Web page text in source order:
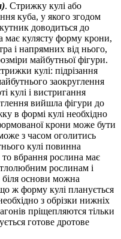
. Стрижку кулі або
куба, у якого згодом
доводиться до
кулясту форму крони,
і напрямних від нього,
майбутньої фігури.
кулі: підрізання
заокруглення
кулі і вистригання
вийшла фігури до
в формі кулі необхідно
крони може бути
з часом оголитись
кулі повинна
вбрання рослина має
рослинам і
біля основи можна
ж форму кулі планується
з обрізки нижніх
пріщепляются тільки
готове дротове